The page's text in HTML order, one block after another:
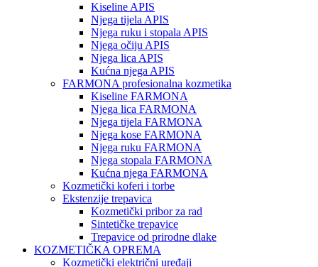
Kiseline APIS
Njega tijela APIS
Njega ruku i stopala APIS
Njega očiju APIS
Njega lica APIS
Kućna njega APIS
FARMONA profesionalna kozmetika
Kiseline FARMONA
Njega lica FARMONA
Njega tijela FARMONA
Njega kose FARMONA
Njega ruku FARMONA
Njega stopala FARMONA
Kućna njega FARMONA
Kozmetički koferi i torbe
Ekstenzije trepavica
Kozmetički pribor za rad
Sintetičke trepavice
Trepavice od prirodne dlake
KOZMETIČKA OPREMA
Kozmetički električni uređaji